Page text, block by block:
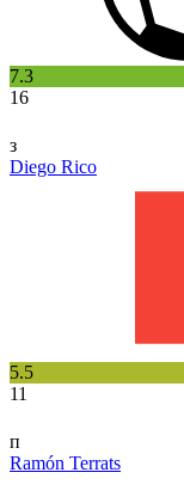
7.3
16
з
Diego Rico
5.5
11
п
Ramón Terrats